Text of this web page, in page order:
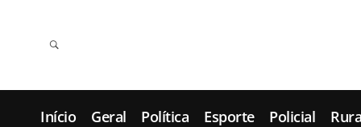
Início Geral Política Esporte Policial